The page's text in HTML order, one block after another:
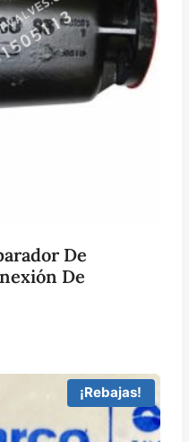
De
De
¡Rebajas!